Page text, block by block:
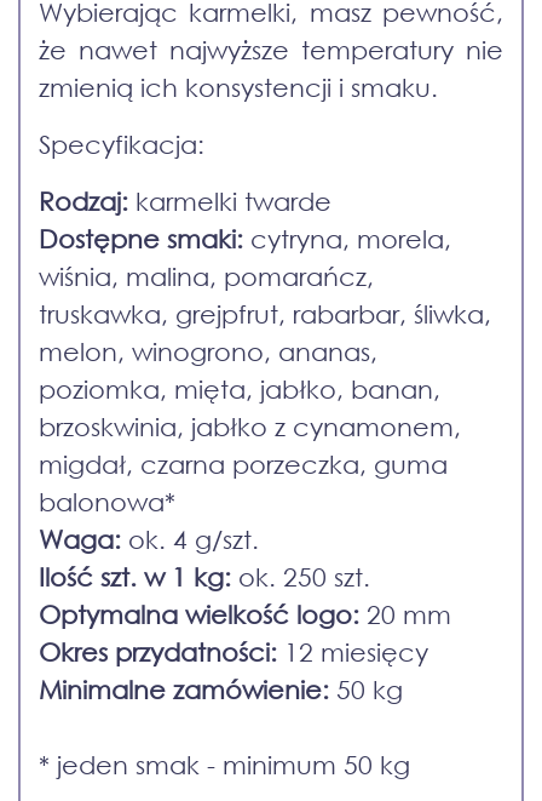
Wybierając karmelki, masz pewność,
że nawet najwyższe temperatury nie
zmienią ich konsystencji i smaku.
Specyfikacja:
Rodzaj: karmelki twarde
Dostępne smaki: cytryna, morela,
wiśnia, malina, pomarańcz,
truskawka, grejpfrut, rabarbar, śliwka,
melon, winogrono, ananas,
poziomka, mięta, jabłko, banan,
brzoskwinia, jabłko z cynamonem,
migdał, czarna porzeczka, guma
balonowa*
Waga: ok. 4 g/szt.
Ilość szt. w 1 kg: ok. 250 szt.
Optymalna wielkość logo: 20 mm
Okres przydatności: 12 miesięcy
Minimalne zamówienie: 50 kg
* jeden smak - minimum 50 kg